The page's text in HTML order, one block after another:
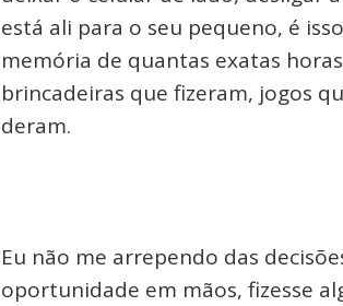
está ali para o seu pequeno, é
memória de quantas exatas
brincadeiras que fizeram, jogos
deram.
Eu não me arrependo das
oportunidade em mãos, fizesse